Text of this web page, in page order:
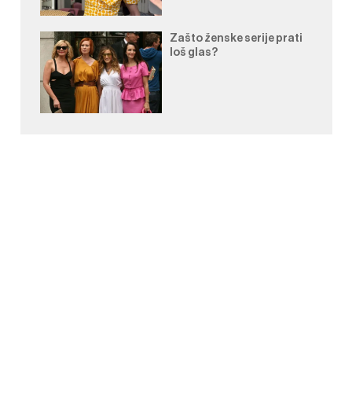
Zašto ženske serije prati
loš glas?